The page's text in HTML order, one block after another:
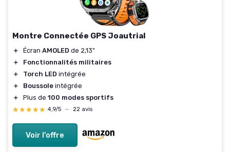
Montre Connectée GPS Joautrial
＋ Écran AMOLED de 2,13"
＋
Fonctionnalités militaires
＋
Torch LED intégrée
＋
Boussole intégrée
＋
Plus de 100 modes sportifs
★★★★★
★★★★★ 4,9/5 — 22 avis
Voir l'offre